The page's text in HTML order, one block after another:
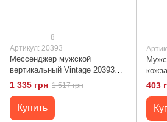
8
Артикул: 20393
Мессенджер мужской
вертикальный Vintage 20393
Черный
1 335 грн 1 517 грн
Купить
403